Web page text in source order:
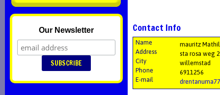
Contact Info
Name
mauritz
Address
sta rosa weg
City
willemstad
Phone
6911256
E-mail
Our Newsletter